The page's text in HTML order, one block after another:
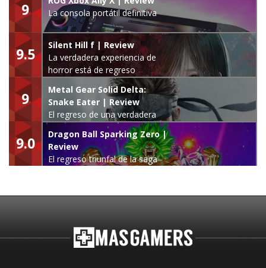
9
La consola portátil definitiva
9.5
Silent Hill f | Review
La verdadera experiencia de
horror está de regreso
9
Metal Gear Solid Delta:
Snake Eater | Review
El regreso de una verdadera
leyenda
9.0
Dragon Ball Sparking Zero |
Review
El regreso triunfal de la saga